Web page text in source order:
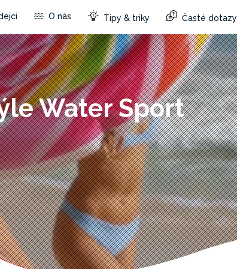
O nás Tipy & triky Časté dotazy
Water Sport